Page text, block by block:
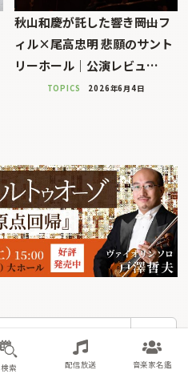
秋山和慶が託した響き――岡山フ
ィル×尾高忠明 悲願のサント
リーホール｜公演レビュ…
TOPICS 2026年6月4日
検索 配信放送 音楽家名鑑